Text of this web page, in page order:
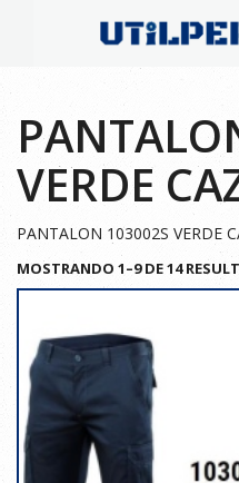
VERDE
PANTALON 103002S VERDE
MOSTRANDO 1–9 DE 14